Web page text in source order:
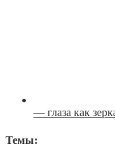
— глаза как
Темы: